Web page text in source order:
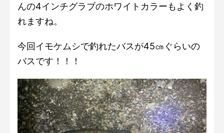
んの4インチグラブのホワイトカラーもよく釣
れますね。
今回イモケムシで釣れたバスが45㎝ぐらいの
バスです！！！